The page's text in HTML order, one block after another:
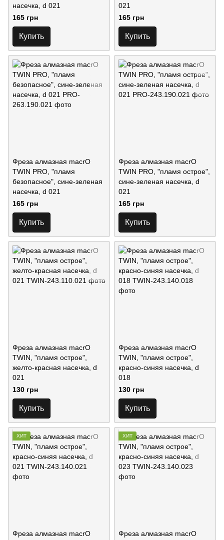
насечка, d 021
165 грн
Купить
021
165 грн
Купить
Фреза алмазная macrO
TWIN PRO, "пламя
безопасное", сине-зеленая
насечка, d 021
165 грн
Купить
Фреза алмазная macrO
TWIN PRO, "пламя острое",
сине-зеленая насечка, d
021
165 грн
Купить
Фреза алмазная macrO
TWIN, "пламя острое",
желто-красная насечка, d
021
130 грн
Купить
Фреза алмазная macrO
TWIN, "пламя острое",
красно-синяя насечка, d
018
130 грн
Купить
ХИТ
Фреза алмазная macrO
ХИТ
Фреза алмазная macrO